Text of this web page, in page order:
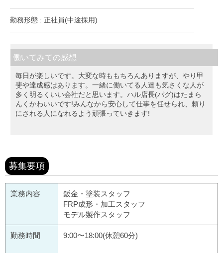
勤務形態 : 正社員(中途採用)
働いてみての感想
毎日が楽しいです。大変な時ももちろんありますが、やり甲
斐や達成感はあります。一緒に働いてる人達も気さくな人が
多く明るくいい会社だと思います。ハル店長(パグ)はたまら
んくかわいいです!みんなから安心して仕事を任せられ、頼り
にされる人になれるよう頑張っていきます!
募集要項
業務内容
鈑金・塗装スタッフ
FRP成形・加工スタッフ
モデル製作スタッフ
勤務時間 9:00〜18:00(休憩60分)